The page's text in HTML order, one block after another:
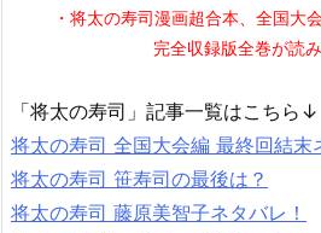
・将太の寿司漫画超合本、全国大
完全収録版全巻が読
「将太の寿司」記事一覧はこちら↓
将太の寿司 全国大会編 最終回結末
将太の寿司 笹寿司の最後は？
将太の寿司 藤原美智子ネタバレ！